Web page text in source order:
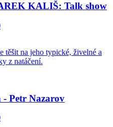
KALIŠ: Talk show
těšit na jeho typické, živelné a
z natáčení.
- Petr Nazarov